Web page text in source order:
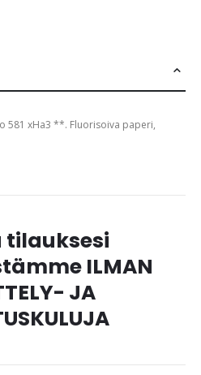
581 xHa3 **. Fluorisoiva paperi,
tilauksesi
ILMAN
JA